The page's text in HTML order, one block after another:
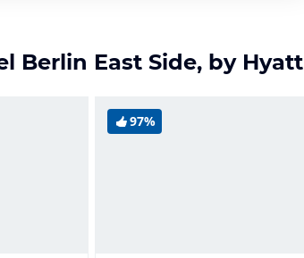
Berlin East Side, by Hyatt
97%